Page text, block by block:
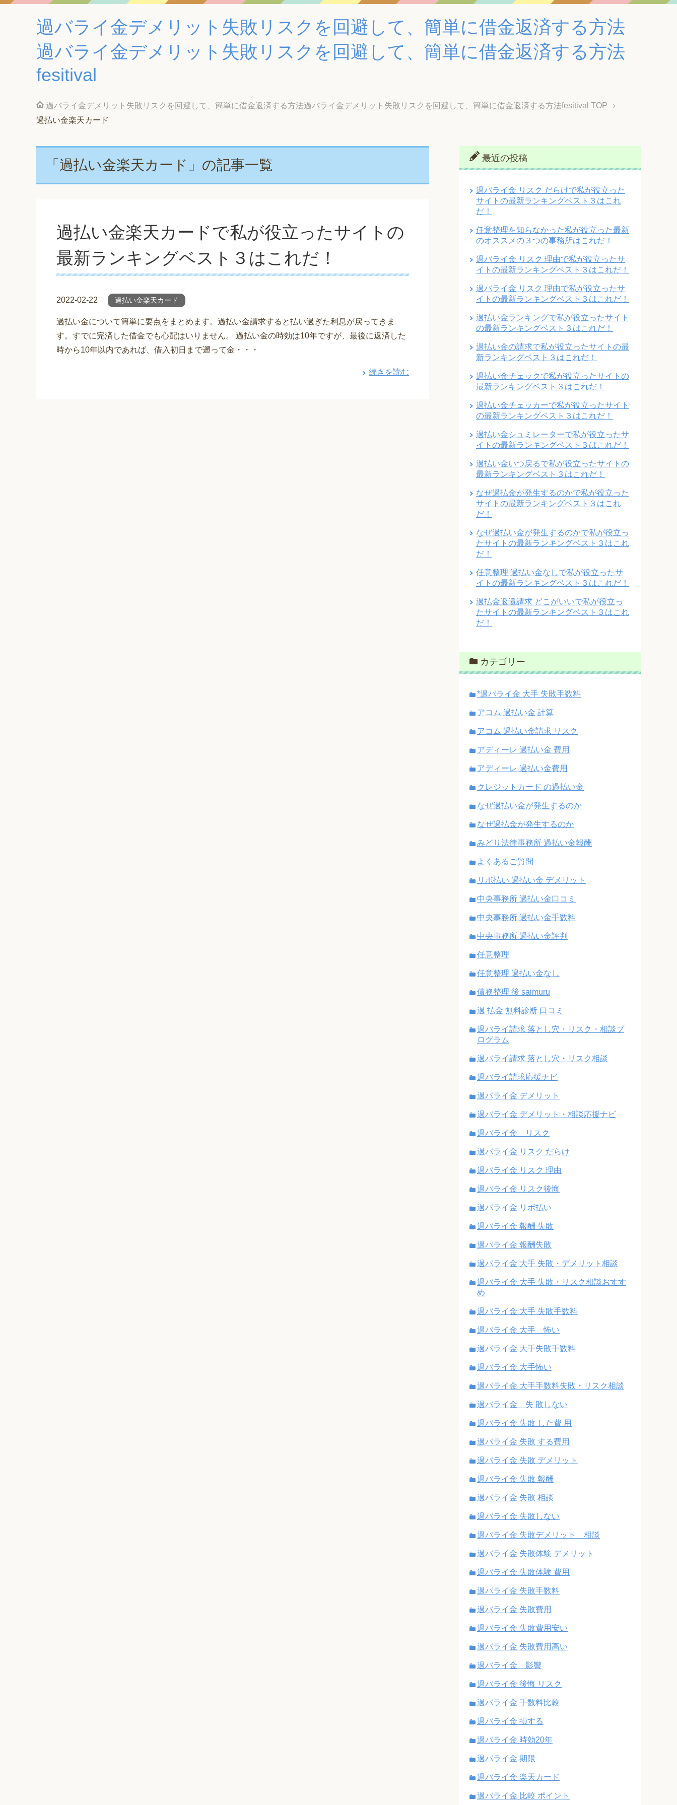
過バライ金デメリット失敗リスクを回避して、簡単に借金返済する方法
過バライ金デメリット失敗リスクを回避して、簡単に借金返済する方法
fesitival
過バライ金デメリット失敗リスクを回避して、簡単に借金返済する方法過バライ金デメリット失敗リスクを回避して、簡単に借金返済する方法fesitival TOP
過払い金楽天カード
「過払い金楽天カード」の記事一覧
過払い金楽天カードで私が役立ったサイトの
最新ランキングベスト３はこれだ！
2022-02-22 過払い金楽天カード
過払い金について簡単に要点をまとめます。過払い金請求すると払い過ぎた利息が戻ってきま
す。すでに完済した借金でも心配はいりません。 過払い金の時効は10年ですが、最後に返済した
時から10年以内であれば、借入初日まで遡って金・・・
続きを読む
最近の投稿
過バライ金 リスク だらけで私が役立った
サイトの最新ランキングベスト３はこれ
だ！
任意整理を知らなかった私が役立った最新
のオススメの３つの事務所はこれだ！
過バライ金 リスク 理由で私が役立ったサ
イトの最新ランキングベスト３はこれだ！
過バライ金 リスク 理由で私が役立ったサ
イトの最新ランキングベスト３はこれだ！
過払い金ランキングで私が役立ったサイト
の最新ランキングベスト３はこれだ！
過払い金の請求で私が役立ったサイトの最
新ランキングベスト３はこれだ！
過払い金チェックで私が役立ったサイトの
最新ランキングベスト３はこれだ！
過払い金チェッカーで私が役立ったサイト
の最新ランキングベスト３はこれだ！
過払い金シュミレーターで私が役立ったサ
イトの最新ランキングベスト３はこれだ！
過払い金いつ戻るで私が役立ったサイトの
最新ランキングベスト３はこれだ！
なぜ過払金が発生するのかで私が役立った
サイトの最新ランキングベスト３はこれ
だ！
なぜ過払い金が発生するのかで私が役立っ
たサイトの最新ランキングベスト３はこれ
だ！
任意整理 過払い金なしで私が役立ったサ
イトの最新ランキングベスト３はこれだ！
過払金返還請求 どこがいいで私が役立っ
たサイトの最新ランキングベスト３はこれ
だ！
カテゴリー
*過バライ金 大手 失敗手数料
アコム 過払い金 計算
アコム 過払い金請求 リスク
アディーレ 過払い金 費用
アディーレ 過払い金費用
クレジットカード の過払い金
なぜ過払い金が発生するのか
なぜ過払金が発生するのか
みどり法律事務所 過払い金報酬
よくあるご質問
リボ払い 過払い金 デメリット
中央事務所 過払い金口コミ
中央事務所 過払い金手数料
中央事務所 過払い金評判
任意整理
任意整理 過払い金なし
債務整理 後 saimuru
過 払金 無料診断 口コミ
過バライ請求 落とし穴・リスク・相談プ
ログラム
過バライ請求 落とし穴・リスク相談
過バライ請求応援ナビ
過バライ金 デメリット
過バライ金 デメリット・相談応援ナビ
過バライ金 リスク
過バライ金 リスク だらけ
過バライ金 リスク 理由
過バライ金 リスク後悔
過バライ金 リボ払い
過バライ金 報酬 失敗
過バライ金 報酬失敗
過バライ金 大手 失敗・デメリット相談
過バライ金 大手 失敗・リスク相談おすす
め
過バライ金 大手 失敗手数料
過バライ金 大手 怖い
過バライ金 大手失敗手数料
過バライ金 大手怖い
過バライ金 大手手数料失敗・リスク相談
過バライ金 失 敗しない
過バライ金 失敗 した費 用
過バライ金 失敗 する費用
過バライ金 失敗 デメリット
過バライ金 失敗 報酬
過バライ金 失敗 相談
過バライ金 失敗しない
過バライ金 失敗デメリット 相談
過バライ金 失敗体験 デメリット
過バライ金 失敗体験 費用
過バライ金 失敗手数料
過バライ金 失敗費用
過バライ金 失敗費用安い
過バライ金 失敗費用高い
過バライ金 影響
過バライ金 後悔 リスク
過バライ金 手数料比較
過バライ金 損する
過バライ金 時効20年
過バライ金 期限
過バライ金 楽天カード
過バライ金 比較 ポイント